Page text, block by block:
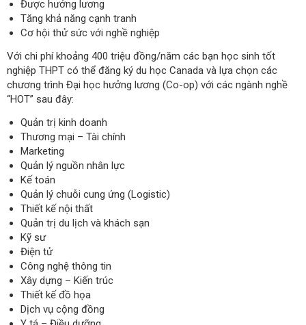
Được hưởng lương
Tăng khả năng cạnh tranh
Cơ hội thử sức với nghề nghiệp
Với chi phí khoảng 400 triệu đồng/năm các bạn học sinh tốt
nghiệp THPT có thể đăng ký du học Canada và lựa chọn các
chương trình Đại học hưởng lương (Co-op) với các ngành nghề
“HOT” sau đây:
Quản trị kinh doanh
Thương mại – Tài chính
Marketing
Quản lý nguồn nhân lực
Kế toán
Quản lý chuỗi cung ứng (Logistic)
Thiết kế nội thất
Quản trị du lịch và khách sạn
Kỹ sư
Điện tử
Công nghệ thông tin
Xây dựng – Kiến trúc
Thiết kế đồ họa
Dịch vụ cộng đồng